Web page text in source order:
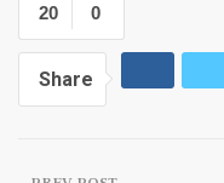
0
20
Share